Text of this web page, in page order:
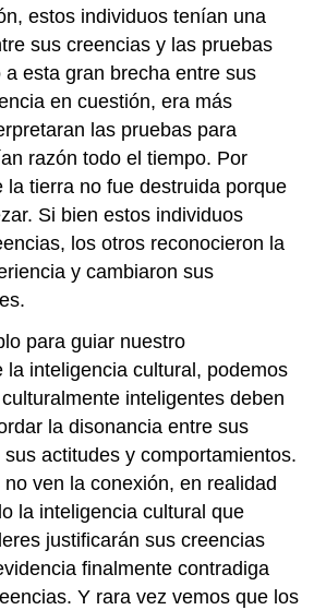
estos individuos tenían una
sus creencias y las pruebas
esta gran brecha entre sus
en cuestión, era más
las pruebas para
razón todo el tiempo. Por
la tierra no fue destruida porque
Si bien estos individuos
los otros reconocieron la
y cambiaron sus
para guiar nuestro
la inteligencia cultural, podemos
inteligentes deben
la disonancia entre sus
actitudes y comportamientos.
ven la conexión, en realidad
la inteligencia cultural que
justificarán sus creencias
finalmente contradiga
Y rara vez vemos que los